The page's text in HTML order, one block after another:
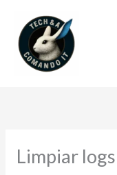
contenido
Limpiar